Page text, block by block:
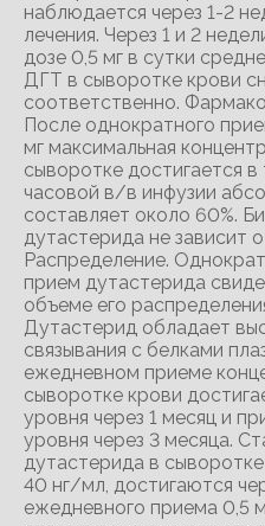
наблюдается через 1-2
лечения. Через 1 и 2
дозе 0,5 мг в сутки
ДГТ в сыворотке крови
соответственно.
После однократного
мг максимальная
сыворотке достигается в
часовой в/в инфузии
составляет около 60%.
дутастерида не зависит
Распределение.
прием дутастерида
объеме его
Дутастерид обладает
связывания с белками
ежедневном приеме
сыворотке крови
уровня через 1 месяц и
уровня через 3 месяца.
дутастерида в
40 нг/мл, достигаются
ежедневного приема 0,5